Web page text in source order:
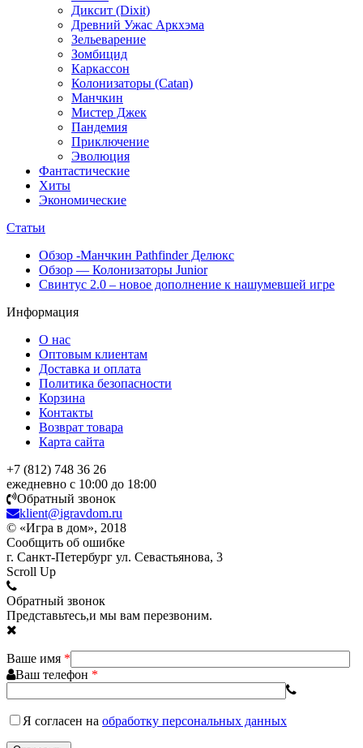
Диксит (Dixit)
Древний Ужас Аркхэма
Зельеварение
Зомбицид
Каркассон
Колонизаторы (Catan)
Манчкин
Мистер Джек
Пандемия
Приключение
Эволюция
Фантастические
Хиты
Экономические
Статьи
Обзор -Манчкин Pathfinder Делюкс
Обзор — Колонизаторы Junior
Свинтус 2.0 – новое дополнение к нашумевшей игре
Информация
О нас
Оптовым клиентам
Доставка и оплата
Политика безопасности
Корзина
Контакты
Возврат товара
Карта сайта
+7 (812) 748 36 26
ежедневно с 10:00 до 18:00
Обратный звонок
klient@igravdom.ru
© «Игра в дом», 2018
Сообщить об ошибке
г. Санкт-Петербург ул. Севастьянова, 3
Scroll Up
Обратный звонок
Представьтесь,и мы вам перезвоним.
Ваше имя *
Ваш телефон *
Я согласен на обработку персональных данных